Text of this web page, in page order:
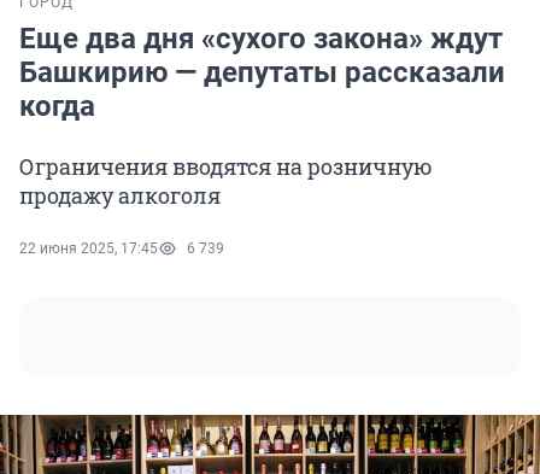
Еще два дня «сухого закона» ждут
Башкирию — депутаты рассказали
когда
Ограничения вводятся на розничную
продажу алкоголя
22 июня 2025, 17:45 6 739